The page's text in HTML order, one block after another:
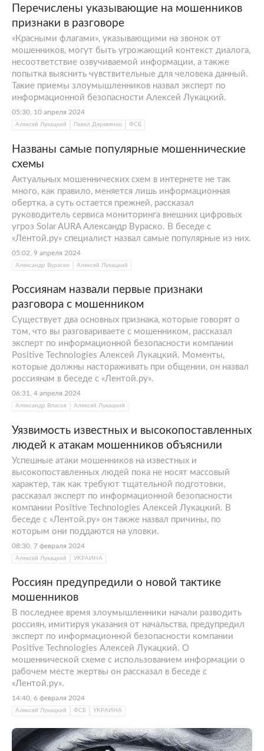
Перечислены указывающие на мошенников
признаки в разговоре
«Красными флагами», указывающими на звонок от
мошенников, могут быть угрожающий контекст диалога,
несоответствие озвучиваемой информации, а также
попытка выяснить чувствительные для человека данный.
Такие приемы злоумышленников назвал эксперт по
информационной безопасности Алексей Лукацкий.
05:30, 10 апреля 2024
Алексей Лукацкий Павел Деревянко ФСБ
Названы самые популярные мошеннические
схемы
Актуальных мошеннических схем в интернете не так
много, как правило, меняется лишь информационная
обертка, а суть остается прежней, рассказал
руководитель сервиса мониторинга внешних цифровых
угроз Solar AURA Александр Вураско. В беседе с
«Лентой.ру» специалист назвал самые популярные из них.
05:02, 9 апреля 2024
Александр Вураско Алексей Лукацкий
Россиянам назвали первые признаки
разговора с мошенником
Существует два основных признака, которые говорят о
том, что вы разговариваете с мошенником, рассказал
эксперт по информационной безопасности компании
Positive Technologies Алексей Лукацкий. Моменты,
которые должны настораживать при общении, он назвал
россиянам в беседе с «Лентой.ру».
06:31, 4 апреля 2024
Александр Власов Алексей Лукацкий
Уязвимость известных и высокопоставленных
людей к атакам мошенников объяснили
Успешные атаки мошенников на известных и
высокопоставленных людей пока не носят массовый
характер, так как требуют тщательной подготовки,
рассказал эксперт по информационной безопасности
компании Positive Technologies Алексей Лукацкий. В
беседе с «Лентой.ру» он также назвал причины, по
которым они поддаются на уловки.
08:30, 7 февраля 2024
Алексей Лукацкий УКРАИНА
Россиян предупредили о новой тактике
мошенников
В последнее время злоумышленники начали разводить
россиян, имитируя указания от начальства, предупредил
эксперт по информационной безопасности компании
Positive Technologies Алексей Лукацкий. О
мошеннической схеме с использованием информации о
рабочем месте жертвы он рассказал в беседе с
«Лентой.ру».
14:40, 6 февраля 2024
Алексей Лукацкий ФСБ УКРАИНА